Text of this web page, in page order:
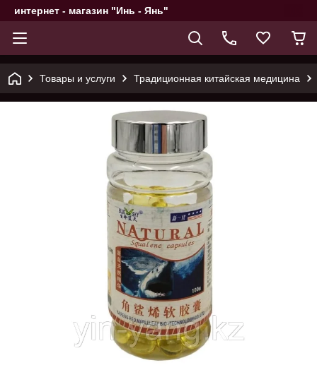
интернет - магазин "Инь - Янь"
Товары и услуги Традиционная китайская медицина